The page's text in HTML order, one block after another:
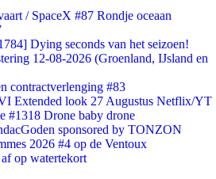
/ SpaceX #87 Rondje oceaan
Dying seconds van het seizoen!
12-08-2026 (Groenland, IJsland en
contractverlenging #83
Extended look 27 Augustus Netflix/YT
#1318 Drone baby drone
sponsored by TONZON
2026 #4 op de Ventoux
op watertekort